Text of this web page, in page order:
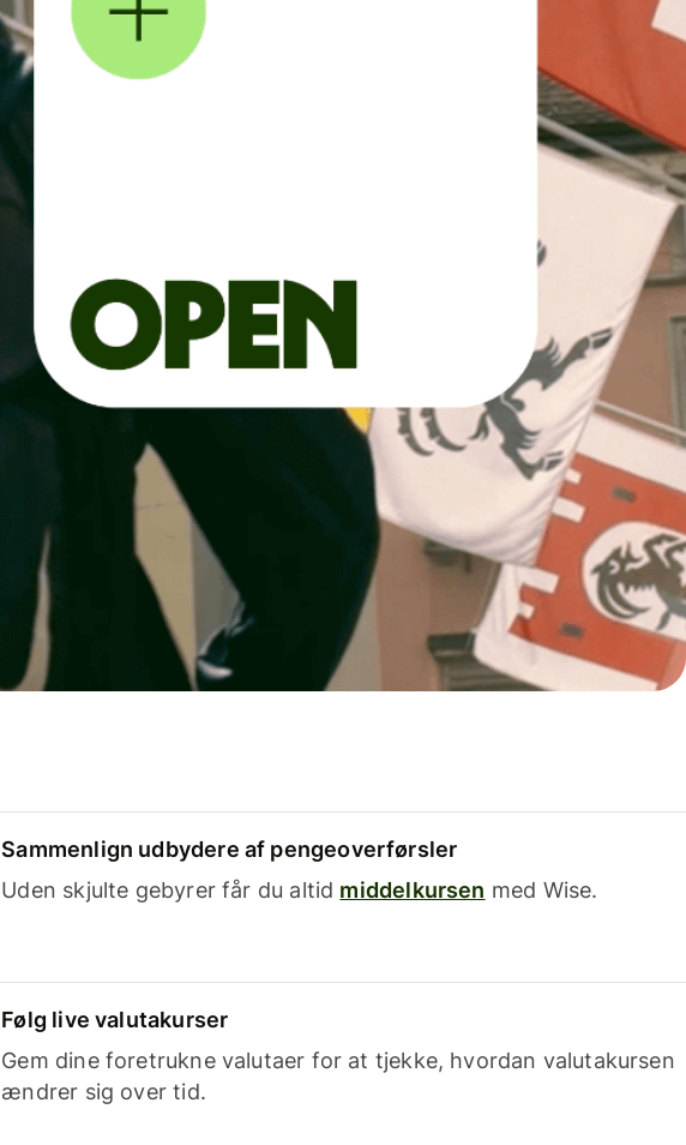
Sammenlign udbydere af pengeoverførsler
Uden skjulte gebyrer får du altid middelkursen med Wise.
Følg live valutakurser
Gem dine foretrukne valutaer for at tjekke, hvordan valutakursen
ændrer sig over tid.